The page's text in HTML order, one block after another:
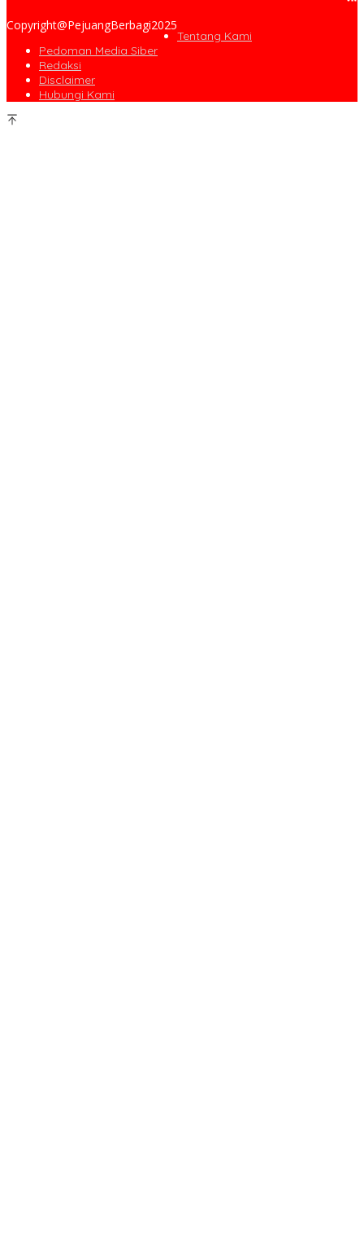
Copyright@PejuangBerbagi2025
Tentang Kami
Pedoman Media Siber
Redaksi
Disclaimer
Hubungi Kami